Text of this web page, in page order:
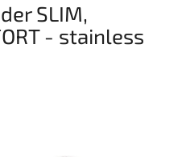
SLIM,
- stainless